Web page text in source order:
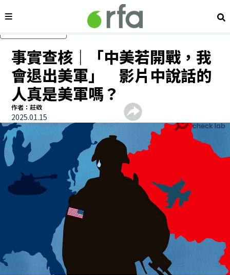
內容分類 搜
事實查核｜「中美若開戰，我
會退出美軍」 影片中說話的
人真是美軍嗎？
作者：莊敬
2025.01.15